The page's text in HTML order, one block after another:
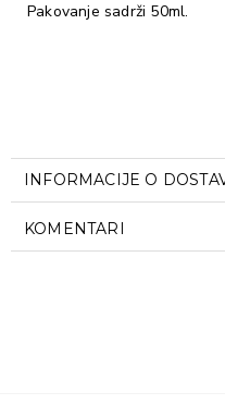
Pakovanje sadrži 50ml.
INFORMACIJE O
KOMENTARI